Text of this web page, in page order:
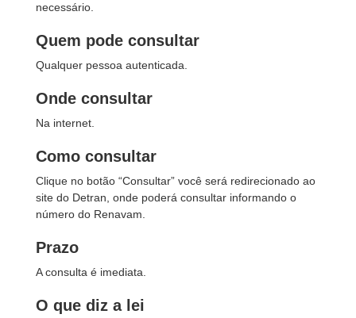
necessário.
Quem pode consultar
Qualquer pessoa autenticada.
Onde consultar
Na internet.
Como consultar
Clique no botão “Consultar” você será redirecionado ao
site do Detran, onde poderá consultar informando o
número do Renavam.
Prazo
A consulta é imediata.
O que diz a lei